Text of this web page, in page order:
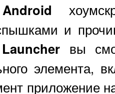
Android
и
Launcher вы
элемента,
приложение